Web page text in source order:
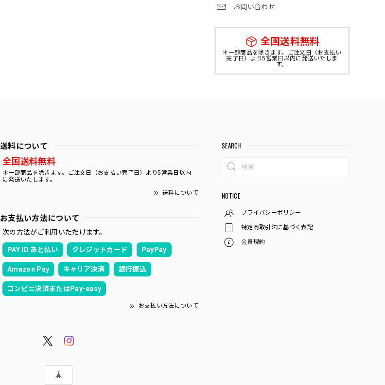
お問い合わせ
全国送料無料
＊一部商品を除きます。ご注文日（お支払い
完了日）より5営業日以内に発送いたしま
す。
送料について
全国送料無料
＊一部商品を除きます。ご注文日（お支払い完了日）より5営業日以内
に発送いたします。
送料について
お支払い方法について
次の方法がご利用いただけます。
PAY ID あと払い クレジットカード PayPay
Amazon Pay キャリア決済 銀行振込
コンビニ決済またはPay-easy
お支払い方法について
SEARCH
NOTICE
プライバシーポリシー
特定商取引法に基づく表記
会員規約